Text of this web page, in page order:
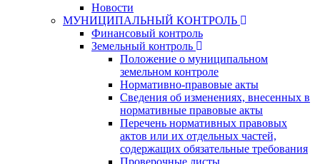
Новости
МУНИЦИПАЛЬНЫЙ КОНТРОЛЬ
Финансовый контроль
Земельный контроль
Положение о муниципальном
земельном контроле
Нормативно-правовые акты
Сведения об изменениях, внесенных в
нормативные правовые акты
Перечень нормативных правовых
актов или их отдельных частей,
содержащих обязательные требования
Проверочные листы